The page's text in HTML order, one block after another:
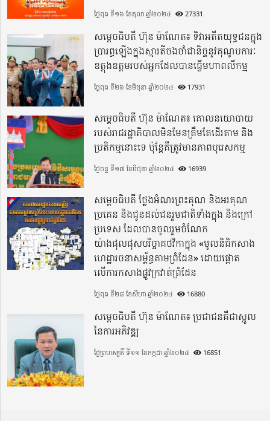
ថ្ងៃពុធ ទី១៦ ខែតុលា ឆ្នាំ២០២៤ 27331
សម្តេចធិបតី ហ៊ុន ម៉ាណែត៖ ទិវាអតីតយុទ្ធជនក្នុង
ប្រារព្ធឡើងក្នុងស្មារតីចងចាំជានិច្ចនូវគុណូបការៈ
ឧត្តុងឧត្តមរបស់អ្នកដែលបានធ្វើមហាពលីកម្ម
ថ្ងៃពុធ ទី២៦ ខែមិថុនា ឆ្នាំ២០២៤ 17931
សម្តេចធិបតី ហ៊ុន ម៉ាណែត៖ គោលនយោបាយ
របស់រាជរដ្ឋាភិបាលមិនមែនត្រឹមតែដើរតាម និង
ប្រតិកម្មនោះទេ ប៉ុន្តែគឺត្រូវមានភាពបុរេសកម្ម
ថ្ងៃចន្ទ ទី១៧ ខែមិថុនា ឆ្នាំ២០២៤ 16939
សម្តេចធិបតី ថ្លែងអំណរព្រះគុណ និងអរគុណ
ប្រគេន និងជូនដល់ជនរួមជាតិទាំងក្នុង​ និងក្រៅ
ប្រទេស​ ដែលបានចូលរួមចំណែក
យ៉ាងផុលផុសបរិច្ចាគថវិកាក្នុង «មូលនិធិកសាង
ហេដ្ឋារចនាសម្ព័ន្ធតាមព្រំដែន» ដោយផ្ដោត
លើការកសាងផ្លូវក្រវាត់ព្រំដែន
ថ្ងៃពុធ ទី២៨ ខែសីហា ឆ្នាំ២០២៤ 16880
សម្តេចធិបតី ហ៊ុន ម៉ាណែត៖ ប្រជាជនគឺជាស្នូល
នៃការអភិវឌ្ឍ
ថ្ងៃព្រហស្បតិ៍ ទី១១ ខែកក្កដា ឆ្នាំ២០២៤ 16851